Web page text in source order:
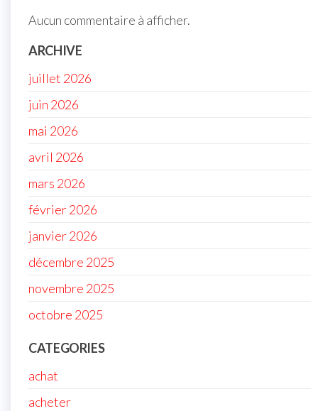
Aucun commentaire à afficher.
ARCHIVE
juillet 2026
juin 2026
mai 2026
avril 2026
mars 2026
février 2026
janvier 2026
décembre 2025
novembre 2025
octobre 2025
CATEGORIES
achat
acheter